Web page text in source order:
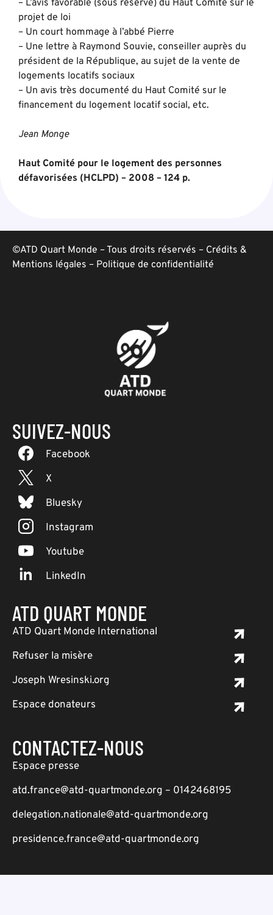
– L’avis favorable (sous réserve) du Haut Comité sur le
projet de loi
– Un court hommage à l’abbé Pierre
– Une lettre à Raymond Souvie, conseiller auprès du
président de la République, au sujet de la vente de
logements locatifs sociaux
– Un avis très documenté du Haut Comité sur le
financement du logement locatif social, etc.
Jean Monge
Haut Comité pour le logement des personnes
défavorisées (HCLPD) – 2008 – 124 p.
©ATD Quart Monde – Tous droits réservés – Crédits &
Mentions légales – Politique de confidentialité
SUIVEZ-NOUS
Facebook
X
Bluesky
Instagram
Youtube
LinkedIn
ATD QUART MONDE
ATD Quart Monde International
Refuser la misère
Joseph Wresinski.org
Espace donateurs
CONTACTEZ-NOUS
Espace presse
atd.france@atd-quartmonde.org – 0142468195
delegation.nationale@atd-quartmonde.org
presidence.france@atd-quartmonde.org